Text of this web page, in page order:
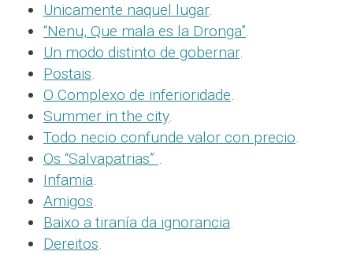
Unicamente naquel lugar.
“Nenu, Que mala es la Dronga”.
Un modo distinto de gobernar.
Postais.
O Complexo de inferioridade.
Summer in the city.
Todo necio confunde valor con precio.
Os “Salvapatrias” .
Infamia.
Amigos.
Baixo a tiranía da ignorancia.
Dereitos.